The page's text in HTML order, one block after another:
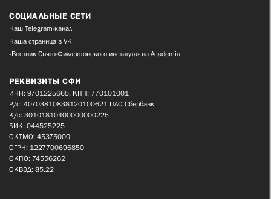
СОЦИАЛЬНЫЕ СЕТИ
Наш Telegram-канал
Наша страница в VK
«Вестник Свято-Филаретовского института» на Academia
РЕКВИЗИТЫ СФИ
ИНН: 9701225665, КПП: 770101001
Р/с: 40703810838120100621 ПАО Сбербанк
К/с: 30101810400000000225
БИК: 044525225
ОКТМО: 45375000
ОГРН: 1227700696850
ОКПО: 74556262
ОКВЭД: 85.22